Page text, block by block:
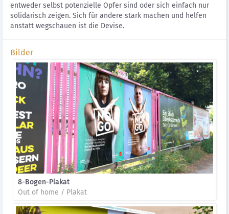
entweder selbst potenzielle Opfer sind oder sich einfach nur
solidarisch zeigen. Sich für andere stark machen und helfen
anstatt wegschauen ist die Devise.
Bilder
8-Bogen-Plakat
Out of home / Plakat